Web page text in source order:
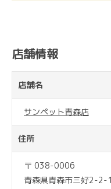
店舗情報
店舗名
サンペット青森店
住所
〒 038-0006
青森県青森市三好2-